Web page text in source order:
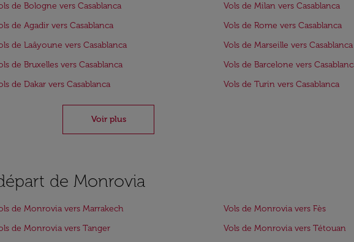
de Bologne vers Casablanca
Vols de Milan vers Casablanca
de Agadir vers Casablanca
Vols de Rome vers Casablanca
de Laâyoune vers Casablanca
Vols de Marseille vers Casablanca
de Bruxelles vers Casablanca
Vols de Barcelone vers
de Dakar vers Casablanca Vols de Turin vers Casablanca
Voir plus
de Monrovia
de Monrovia vers Marrakech
Vols de Monrovia vers Fès
de Monrovia vers Tanger
Vols de Monrovia vers Tétouan